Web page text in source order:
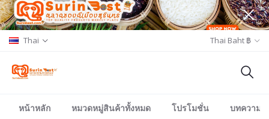
Thai Thai Baht ฿
หน้าหลัก หมวดหมู่สินค้าทั้งหมด โปรโมชั่น บทความ/